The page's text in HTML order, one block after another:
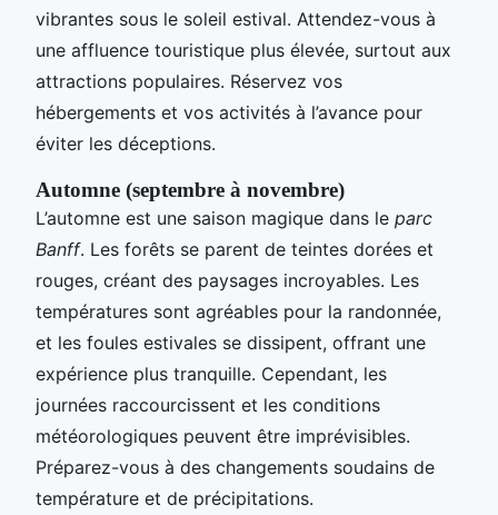
vibrantes sous le soleil estival. Attendez-vous à
une affluence touristique plus élevée, surtout aux
attractions populaires. Réservez vos
hébergements et vos activités à l’avance pour
éviter les déceptions.
Automne (septembre à novembre)
L’automne est une saison magique dans le parc
Banff. Les forêts se parent de teintes dorées et
rouges, créant des paysages incroyables. Les
températures sont agréables pour la randonnée,
et les foules estivales se dissipent, offrant une
expérience plus tranquille. Cependant, les
journées raccourcissent et les conditions
météorologiques peuvent être imprévisibles.
Préparez-vous à des changements soudains de
température et de précipitations.